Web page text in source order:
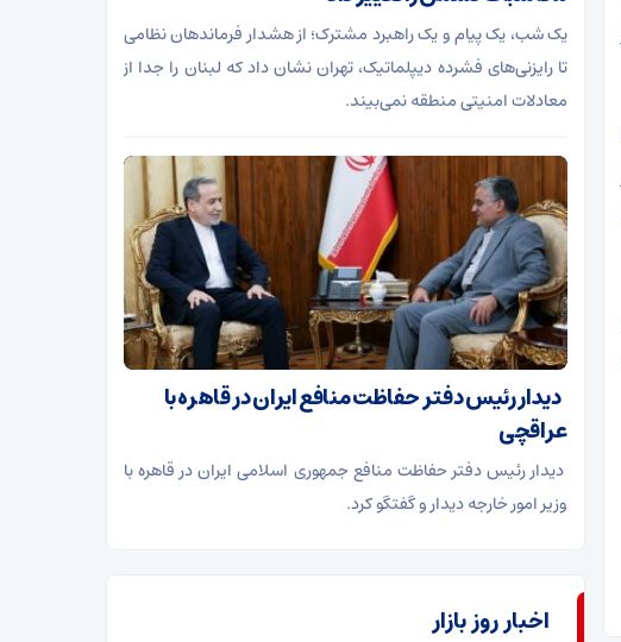
یک شب، یک پیام و یک راهبرد مشترک؛ از هشدار فرماندهان نظامی
تا رایزنی‌های فشرده دیپلماتیک، تهران نشان داد که لبنان را جدا از
معادلات امنیتی منطقه نمی‌بیند.
دیدار رئیس دفتر حفاظت منافع ایران در قاهره با
عراقچی
دیدار رئیس دفتر حفاظت منافع جمهوری اسلامی ایران در قاهره با
وزیر امور خارجه دیدار و گفتگو کرد.
اخبار روز بازار